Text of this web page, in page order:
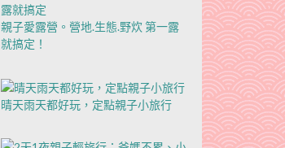
親子愛露營。營地.生態.野炊 第一露
就搞定！
晴天雨天都好玩，定點親子小旅行